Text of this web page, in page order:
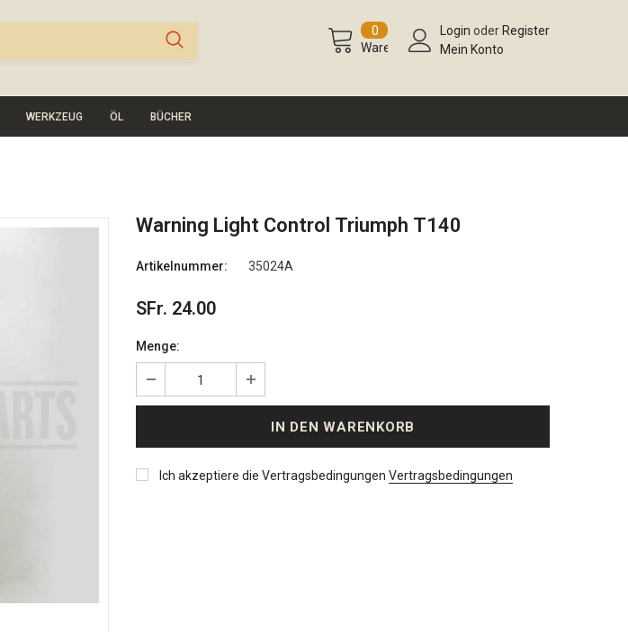
0
Warenkorb
Login oder Register
Mein Konto
WERKZEUG ÖL BÜCHER
Warning Light Control Triumph T140
Artikelnummer: 35024A
SFr. 24.00
Menge:
Ich akzeptiere die Vertragsbedingungen Vertragsbedingungen